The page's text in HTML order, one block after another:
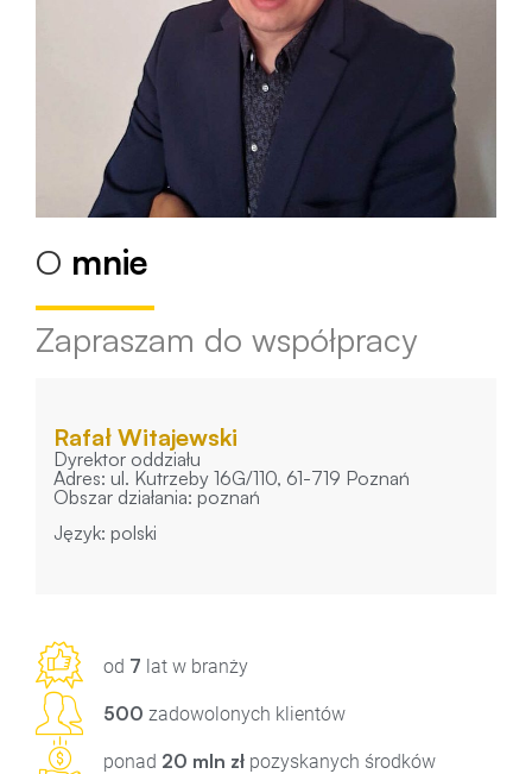
O mnie
Zapraszam do współpracy
Rafał Witajewski
Dyrektor oddziału
Adres: ul. Kutrzeby 16G/110, 61-719 Poznań
Obszar działania: poznań
Język: polski
od 7 lat w branży
500 zadowolonych klientów
ponad 20 mln zł pozyskanych środków